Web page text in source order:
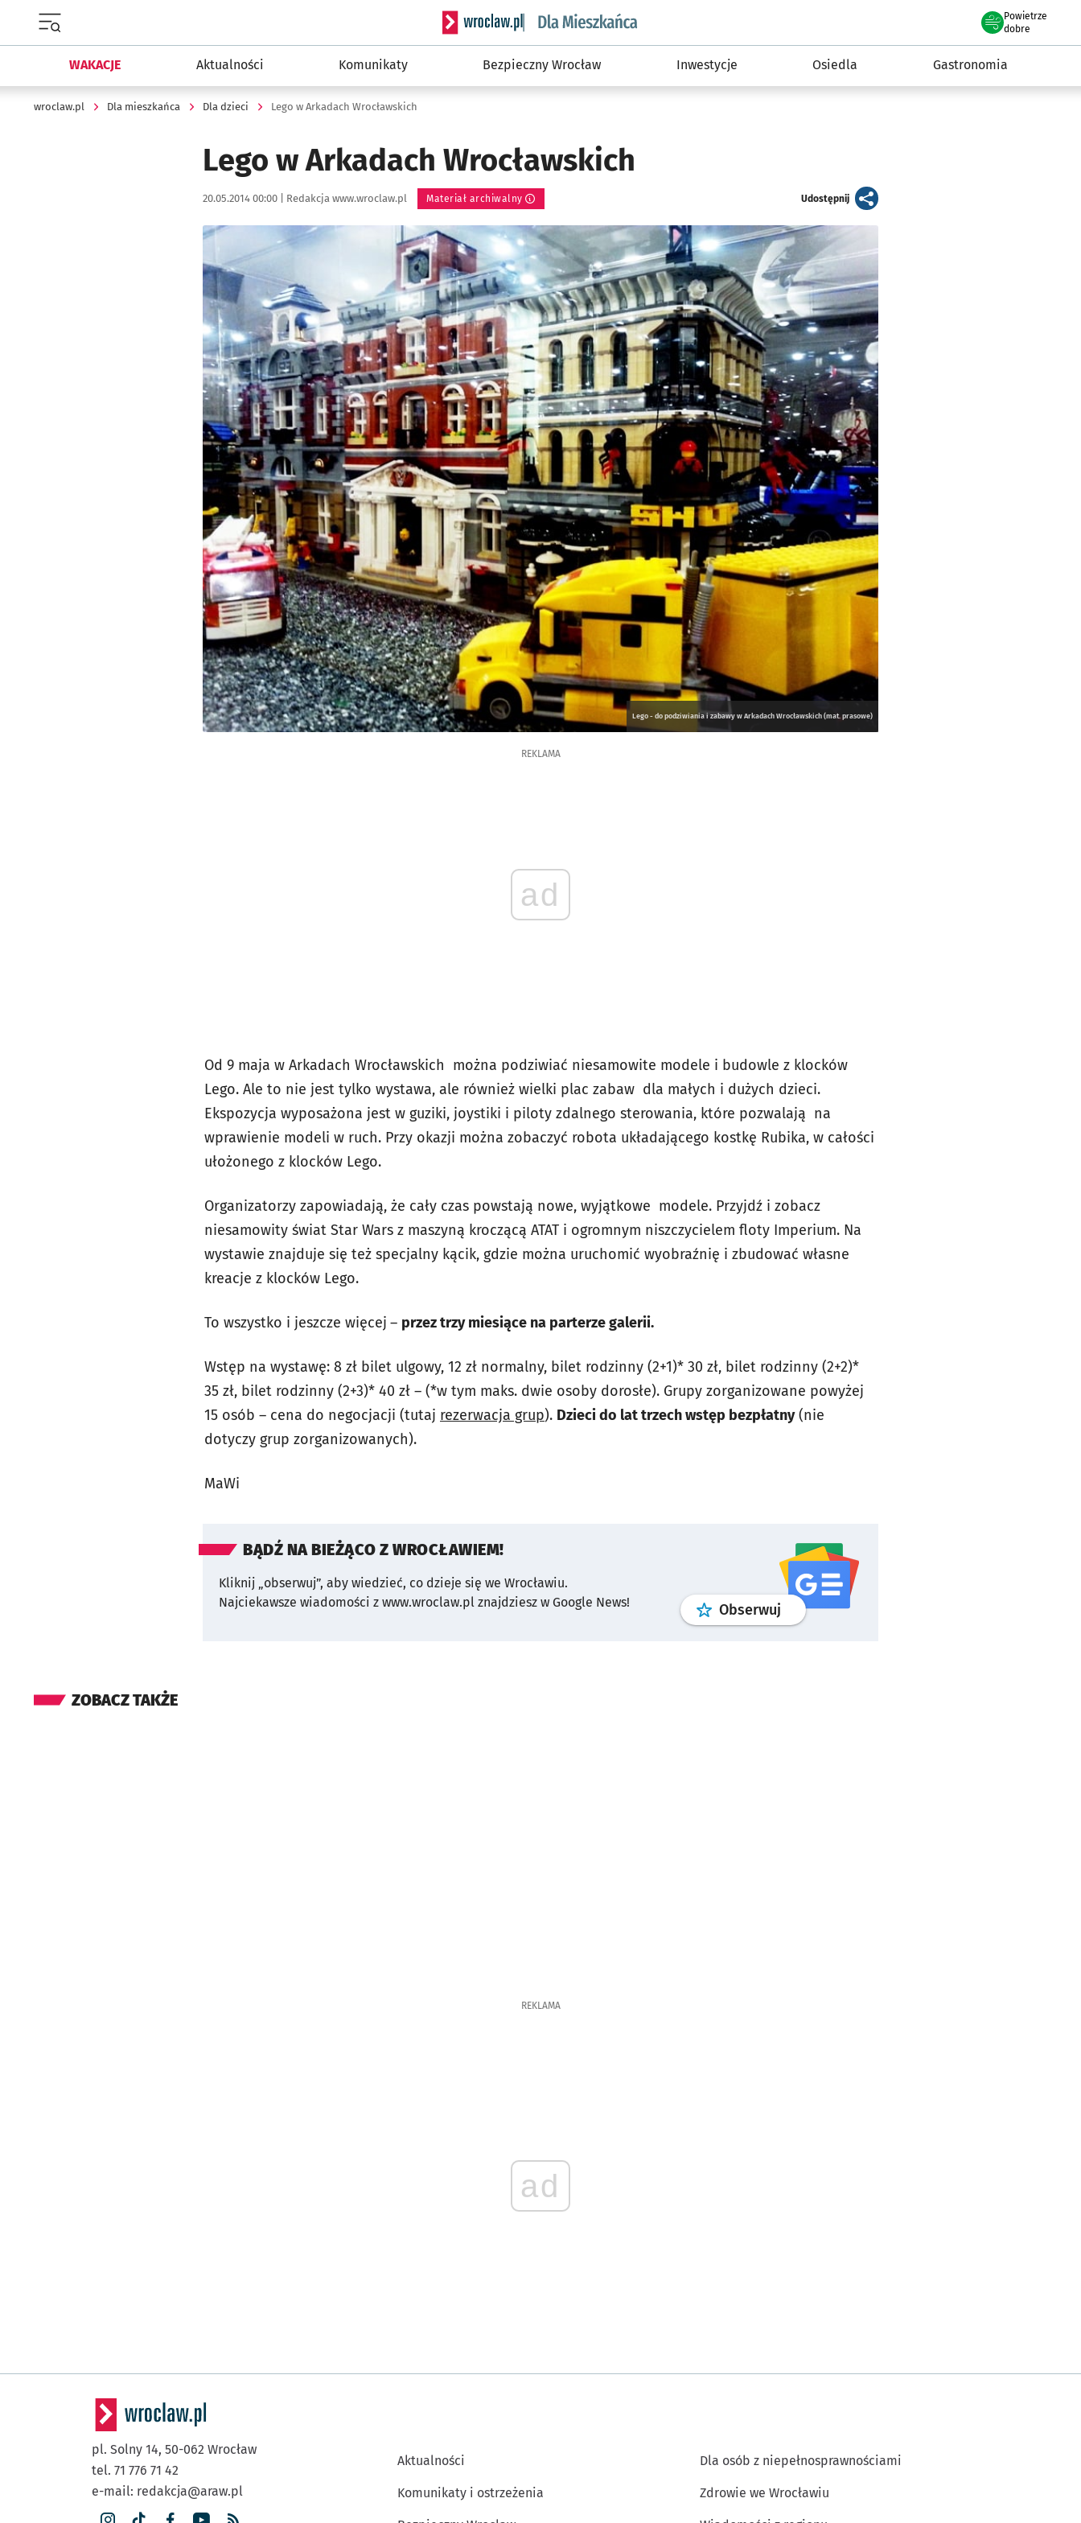
Serwis informacyjny wroclaw.pl podserwis: Dla mieszkańca
Powietrze
we Wrocławiu
dobre
WAKACJE Aktualności Komunikaty Bezpieczny Wrocław Inwestycje Osiedla Gastronomia
wroclaw.pl Dla mieszkańca Dla dzieci Lego w Arkadach Wrocławskich
Lego w Arkadach Wrocławskich
Data publikacji:
20.05.2014 00:00 | Autor:
Redakcja www.wroclaw.pl Materiał archiwalny Udostępnijartykuł
Kliknij, aby powiększyć
Lego - do podziwiania i zabawy w Arkadach Wrocławskich (mat. prasowe)
REKLAMA
ad
Od 9 maja w Arkadach Wrocławskich można podziwiać niesamowite modele i budowle z klocków
Lego. Ale to nie jest tylko wystawa, ale również wielki plac zabaw dla małych i dużych dzieci.
Ekspozycja wyposażona jest w guziki, joystiki i piloty zdalnego sterowania, które pozwalają na
wprawienie modeli w ruch. Przy okazji można zobaczyć robota układającego kostkę Rubika, w całości
ułożonego z klocków Lego.
Organizatorzy zapowiadają, że cały czas powstają nowe, wyjątkowe modele. Przyjdź i zobacz
niesamowity świat Star Wars z maszyną kroczącą ATAT i ogromnym niszczycielem floty Imperium. Na
wystawie znajduje się też specjalny kącik, gdzie można uruchomić wyobraźnię i zbudować własne
kreacje z klocków Lego.
To wszystko i jeszcze więcej – przez trzy miesiące na parterze galerii.
Wstęp na wystawę: 8 zł bilet ulgowy, 12 zł normalny, bilet rodzinny (2+1)* 30 zł, bilet rodzinny (2+2)*
35 zł, bilet rodzinny (2+3)* 40 zł – (*w tym maks. dwie osoby dorosłe). Grupy zorganizowane powyżej
15 osób – cena do negocjacji (tutaj rezerwacja grup). Dzieci do lat trzech wstęp bezpłatny(nie
dotyczy grup zorganizowanych).
MaWi
BĄDŹ NA BIEŻĄCO Z WROCŁAWIEM!
Kliknij „obserwuj”, aby wiedzieć, co dzieje się we Wrocławiu.
Najciekawsze wiadomości z www.wroclaw.pl znajdziesz w Google News!
Obserwuj profilgoogle news
ZOBACZ TAKŻE
REKLAMA
ad
pl. Solny 14, 50-062 Wrocław
tel. 71 776 71 42
e-mail: redakcja@araw.pl
Aktualności
Komunikaty i ostrzeżenia
Dla osób z niepełnosprawnościami
Zdrowie we Wrocławiu